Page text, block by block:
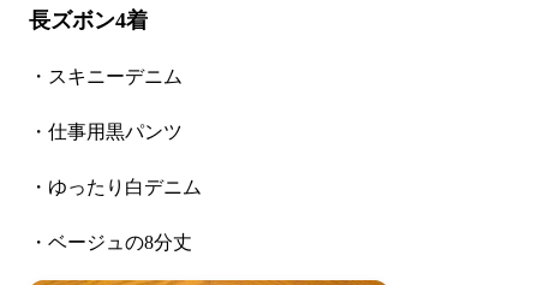
長ズボン4着
・スキニーデニム
・仕事用黒パンツ
・ゆったり白デニム
・ベージュの8分丈